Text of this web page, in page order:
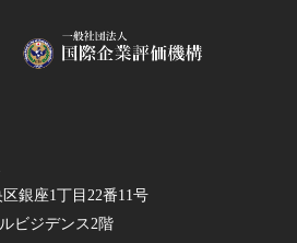
区銀座1丁目22番11号
ビジデンス2階